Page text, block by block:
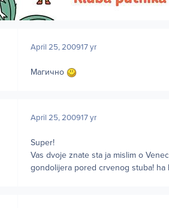
April 25, 200917 yr
Магично
April 25, 200917 yr
Super!
Vas dvoje znate sta ja mislim o
gondolijera pored crvenog stuba! ha